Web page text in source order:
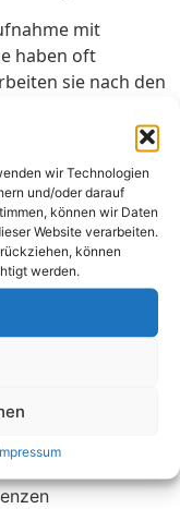
wir Technologien
und/oder darauf
können wir Daten
Website verarbeiten.
können
werden.
mit
haben oft
sie nach den
So stellen Sie
Sie führen oft
Anruf bei der
eine Empfehlung,
basiert. Dies
bei der Auswahl